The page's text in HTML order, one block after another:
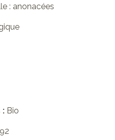
: anonacées
: Bio